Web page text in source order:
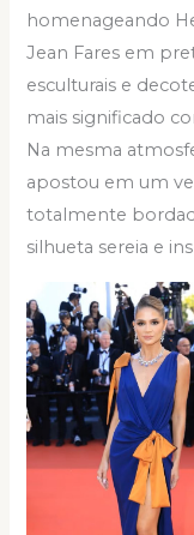
homenageando
Jean Fares em
esculturais e
mais significado
Na mesma
apostou em um
totalmente
silhueta sereia e